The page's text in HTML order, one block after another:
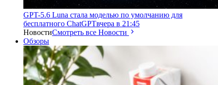
GPT-5.6 Luna стала моделью по умолчанию для
бесплатного ChatGPTвчера в 21:45
НовостиСмотреть все Новости
Обзоры